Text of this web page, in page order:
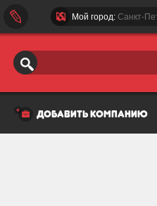
Мой город: Санкт-
добавить компанию